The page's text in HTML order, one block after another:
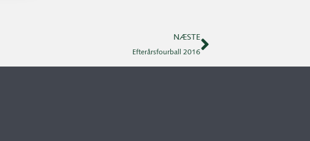
NÆSTE
Efterårsfourball 2016